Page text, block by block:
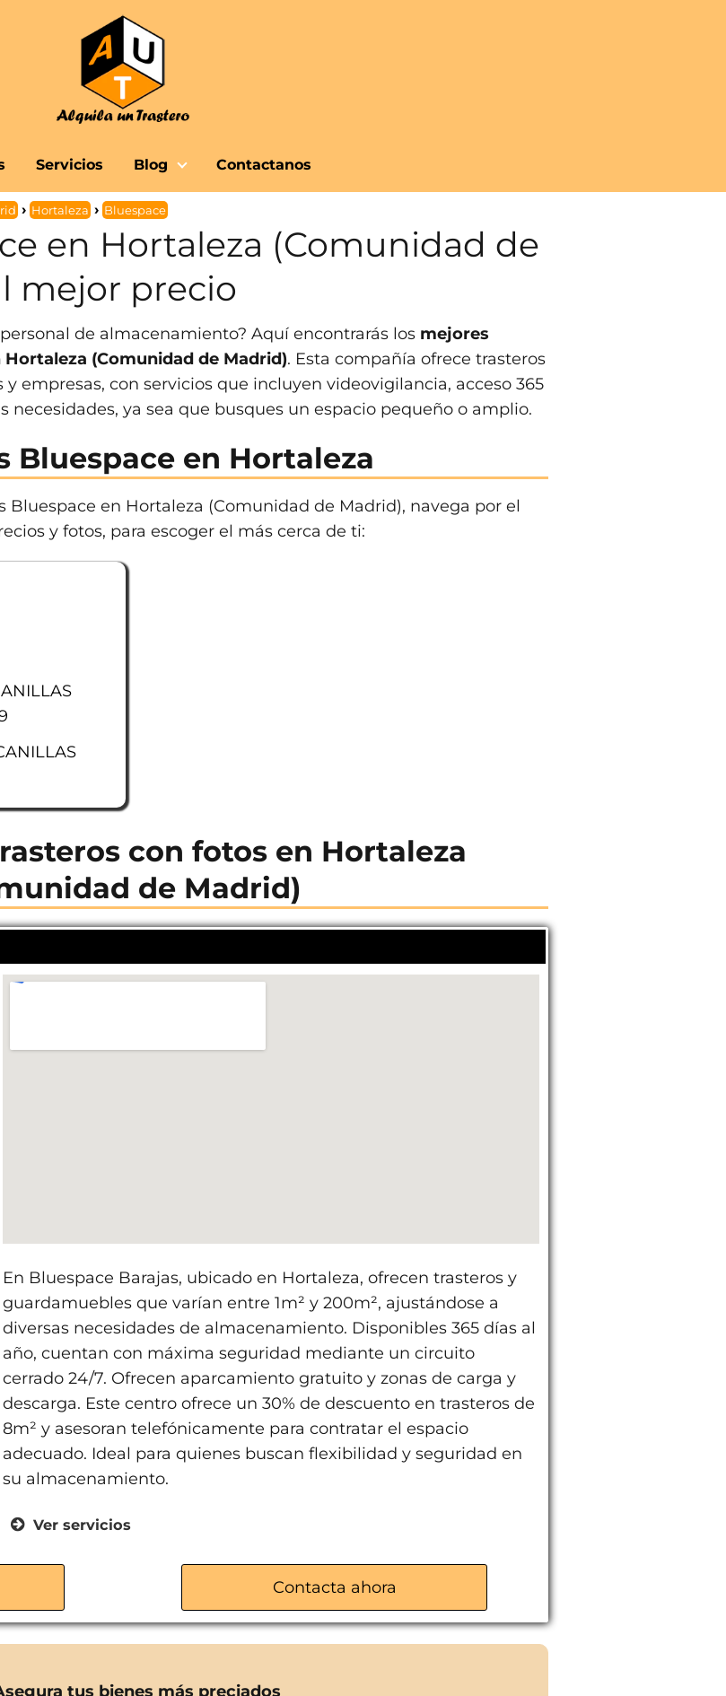
Servicios Blog Contactanos
Hortaleza Bluespace
en Hortaleza (Comunidad de
mejor precio
de almacenamiento? Aquí encontrarás los mejores
(Comunidad de Madrid). Esta compañía ofrece trasteros
empresas, con servicios que incluyen videovigilancia, acceso 365
necesidades, ya sea que busques un espacio pequeño o amplio.
Bluespace en Hortaleza
Bluespace en Hortaleza (Comunidad de Madrid), navega por el
y fotos, para escoger el más cerca de ti:
con fotos en Hortaleza
de Madrid)
En Bluespace Barajas, ubicado en Hortaleza, ofrecen trasteros y
guardamuebles que varían entre 1m² y 200m², ajustándose a
diversas necesidades de almacenamiento. Disponibles 365 días al
año, cuentan con máxima seguridad mediante un circuito
cerrado 24/7. Ofrecen aparcamiento gratuito y zonas de carga y
descarga. Este centro ofrece un 30% de descuento en trasteros de
8m² y asesoran telefónicamente para contratar el espacio
adecuado. Ideal para quienes buscan flexibilidad y seguridad en
su almacenamiento.
Ver servicios
Máxima seguridad 24/7
Contacta ahora
tus bienes más preciados